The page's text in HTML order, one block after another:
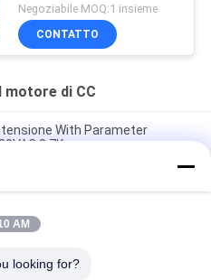
Negoziabile MOQ:1 insieme
CONTATTO
motore di CC
With Parameter
3.7Kw
di Speed Motor Controller
Brushless
del motore di CC di 3 fasi
AM
looking for?